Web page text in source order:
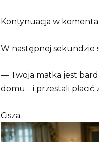
Kontynuacja w
W następnej sekundzie
— Twoja matka jest
domu… i przestali płacić
Cisza.